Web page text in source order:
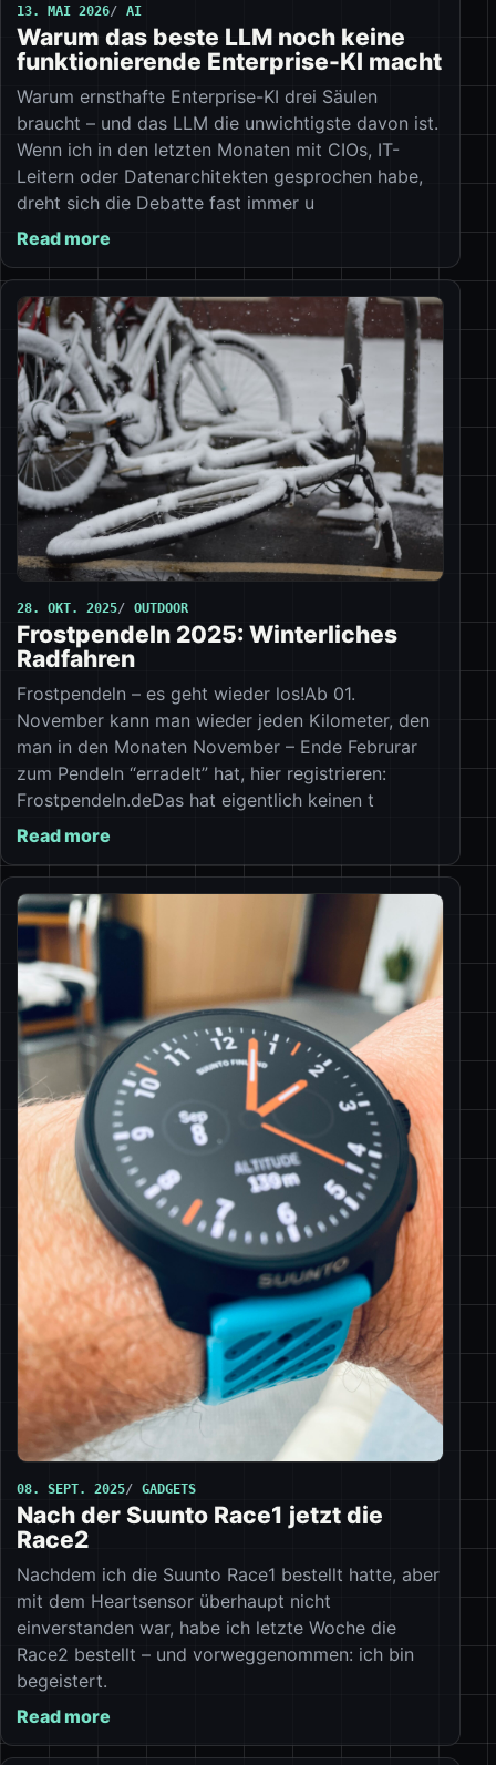
13. MAI 2026 AI
Warum das beste LLM noch keine
funktionierende Enterprise-KI macht
Warum ernsthafte Enterprise-KI drei Säulen
braucht – und das LLM die unwichtigste davon ist.
Wenn ich in den letzten Monaten mit CIOs, IT-
Leitern oder Datenarchitekten gesprochen habe,
dreht sich die Debatte fast immer u
Read more
28. OKT. 2025 OUTDOOR
Frostpendeln 2025: Winterliches
Radfahren
Frostpendeln – es geht wieder los!Ab 01.
November kann man wieder jeden Kilometer, den
man in den Monaten November – Ende Februrar
zum Pendeln “erradelt” hat, hier registrieren:
Frostpendeln.deDas hat eigentlich keinen t
Read more
08. SEPT. 2025 GADGETS
Nach der Suunto Race1 jetzt die
Race2
Nachdem ich die Suunto Race1 bestellt hatte, aber
mit dem Heartsensor überhaupt nicht
einverstanden war, habe ich letzte Woche die
Race2 bestellt – und vorweggenommen: ich bin
begeistert.
Read more